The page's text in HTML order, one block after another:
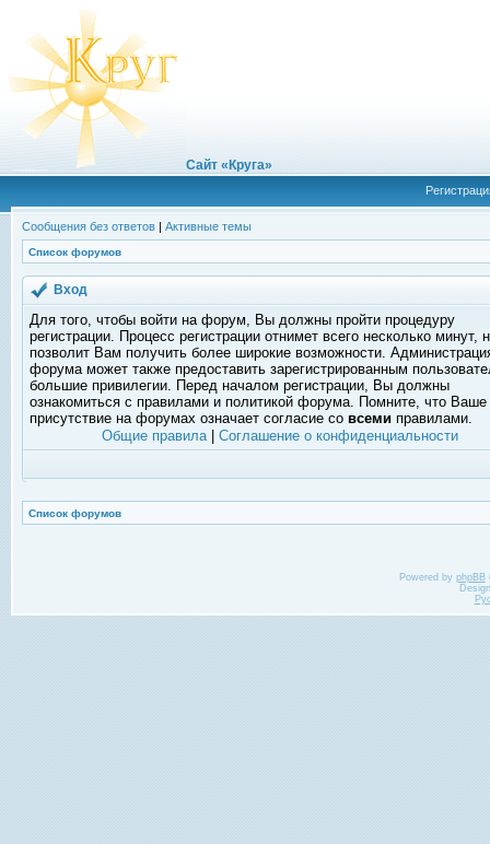
Сайт «Круга»
Сообщения без ответов | Активные темы
Список форумов
Вход
Для того, чтобы войти на форум, Вы должны пройти процедуру
регистрации. Процесс регистрации отнимет всего несколько минут,
позволит Вам получить более широкие возможности.
форума может также предоставить зарегистрированным
большие привилегии. Перед началом регистрации, Вы должны
ознакомиться с правилами и политикой форума. Помните, что Ваше
присутствие на форумах означает согласие со всеми правилами.
Общие правила| Соглашение о конфиденциальности
Список форумов
Powered by phpBB